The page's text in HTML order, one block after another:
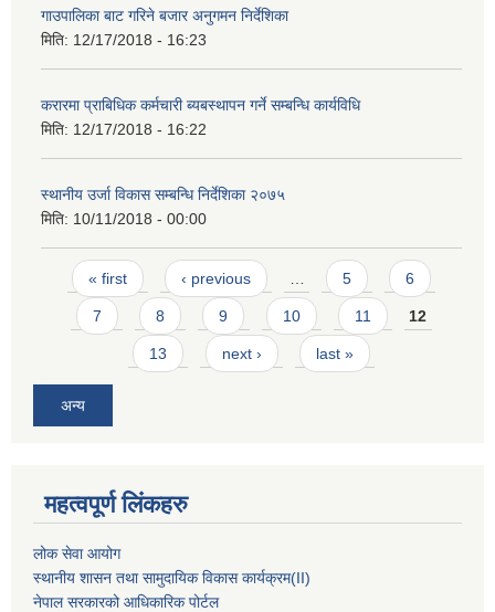
गाउपालिका बाट गरिने बजार अनुगमन निर्देशिका
मिति: 12/17/2018 - 16:23
करारमा प्राबिधिक कर्मचारी ब्यबस्थापन गर्ने सम्बन्धि कार्यविधि
मिति: 12/17/2018 - 16:22
स्थानीय उर्जा विकास सम्बन्धि निर्देशिका २०७५
मिति: 10/11/2018 - 00:00
Pages
« first ‹ previous … 5 6
7 8 9 10 11 12
13 next › last »
अन्य
महत्वपूर्ण लिंकहरु
लोक सेवा आयोग
स्थानीय शासन तथा सामुदायिक विकास कार्यक्रम(II)
नेपाल सरकारको आधिकारिक पोर्टल